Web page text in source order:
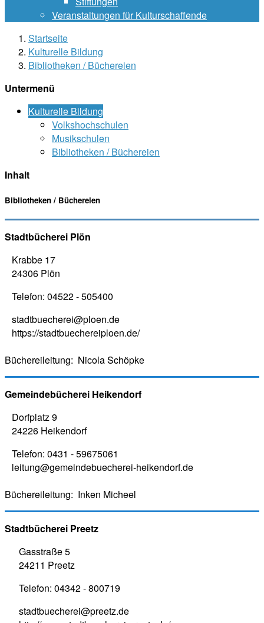
Veranstaltungen für Kulturschaffende
Startseite
Kulturelle Bildung
Bibliotheken / Büchereien
Untermenü
Kulturelle Bildung
Volkshochschulen
Musikschulen
Bibliotheken / Büchereien
Inhalt
Bibliotheken / Büchereien
Stadtbücherei Plön
Krabbe 17
24306 Plön
Telefon: 04522 - 505400
stadtbuecherei@ploen.de
https://stadtbuechereiploen.de/
Büchereileitung: Nicola Schöpke
Gemeindebücherei Heikendorf
Dorfplatz 9
24226 Heikendorf
Telefon: 0431 - 59675061
leitung@gemeindebuecherei-heikendorf.de
Büchereileitung: Inken Micheel
Stadtbücherei Preetz
Gasstraße 5
24211 Preetz
Telefon: 04342 - 800719
stadtbuecherei@preetz.de